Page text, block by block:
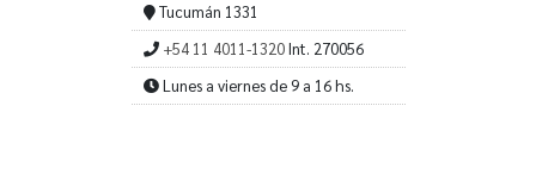
Tucumán 1331
+54 11 4011-1320Int. 270056
Lunes a viernes de 9 a 16 hs.